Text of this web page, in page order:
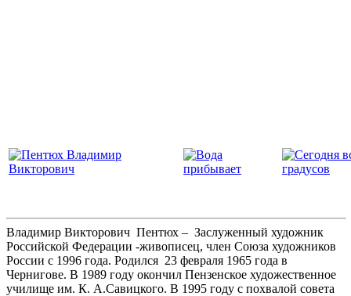
Владимир Викторович Пентюх – Заслуженный художник
Российской Федерации -живописец, член Союза художников
России с 1996 года. Родился 23 февраля 1965 года в
Чернигове. В 1989 году окончил Пензенское художественное
училище им. К. А.Савицкого. В 1995 году с похвалой совета